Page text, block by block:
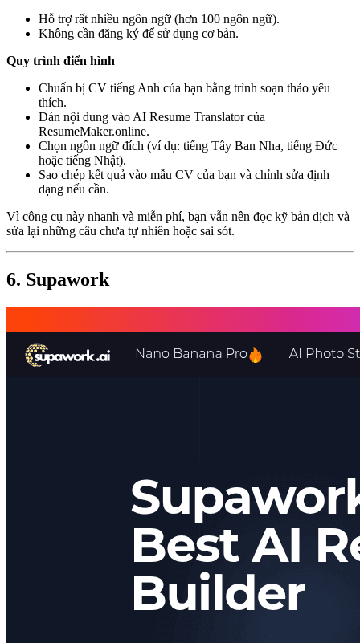
Hỗ trợ rất nhiều ngôn ngữ (hơn 100 ngôn ngữ).
Không cần đăng ký để sử dụng cơ bản.
Quy trình điển hình
Chuẩn bị CV tiếng Anh của bạn bằng trình soạn thảo yêu
thích.
Dán nội dung vào AI Resume Translator của
ResumeMaker.online.
Chọn ngôn ngữ đích (ví dụ: tiếng Tây Ban Nha, tiếng Đức
hoặc tiếng Nhật).
Sao chép kết quả vào mẫu CV của bạn và chỉnh sửa định
dạng nếu cần.
Vì công cụ này nhanh và miễn phí, bạn vẫn nên đọc kỹ bản dịch và
sửa lại những câu chưa tự nhiên hoặc sai sót.
6. Supawork